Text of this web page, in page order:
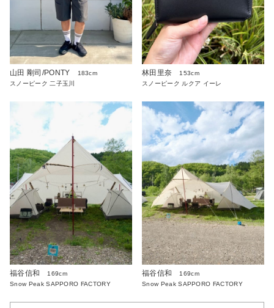
山田 剛司/PONTY
183cm
スノーピーク 二子玉川
林田里奈
153cm
スノーピーク ルクア イーレ
福谷信和
169cm
Snow Peak SAPPORO FACTORY
福谷信和
169cm
Snow Peak SAPPORO FACTORY